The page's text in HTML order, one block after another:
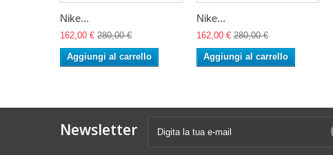
Nike...
162,00 € 280,00 €
Aggiungi al carrello
Nike...
162,00 € 280,00 €
Aggiungi al carrello
Newsletter